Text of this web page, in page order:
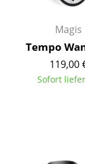
Sekretäre &
Stehtische
Kindertische
Magis
Tempo
119,00
Sofort